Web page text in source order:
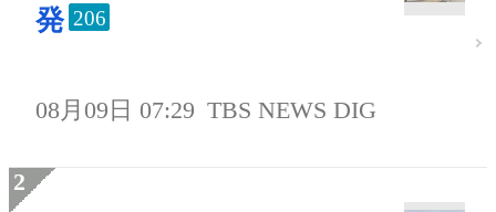
発 206
08月09日 07:29 TBS NEWS DIG